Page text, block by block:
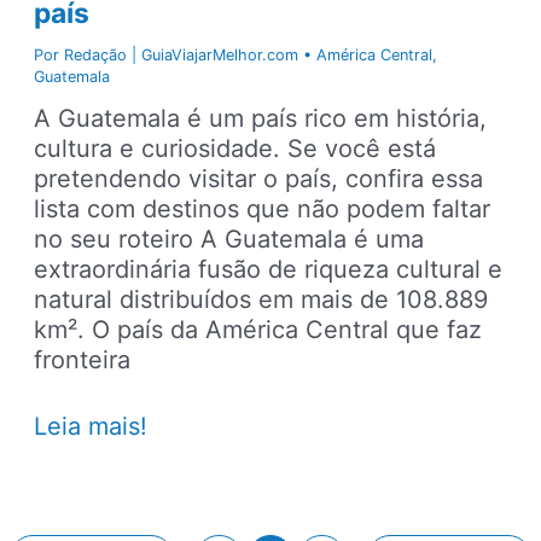
país
Por Redação | GuiaViajarMelhor.com •América Central,
Guatemala
A Guatemala é um país rico em história,
cultura e curiosidade. Se você está
pretendendo visitar o país, confira essa
lista com destinos que não podem faltar
no seu roteiro A Guatemala é uma
extraordinária fusão de riqueza cultural e
natural distribuídos em mais de 108.889
km². O país da América Central que faz
fronteira
Conhecendo
Leia mais!